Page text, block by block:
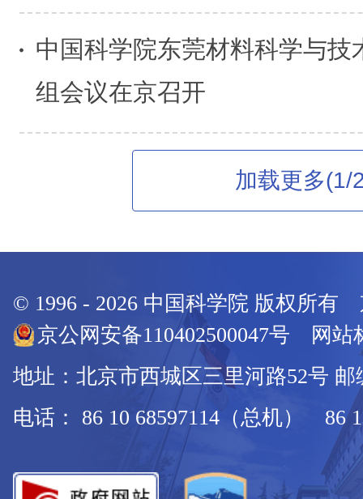
中国科学院东莞材料科学与技
组会议在京召开
加载更多(1/
© 1996 - 2026 中国科学院 版权所有
京公网安备110402500047号 网站
地址：北京市西城区三里河路52号 邮
电话： 86 10 68597114（总机） 86